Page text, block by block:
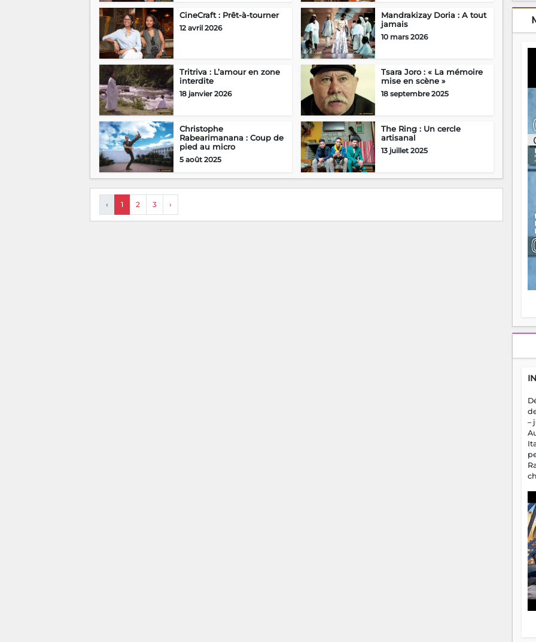
CineCraft : Prêt-à-tourner
12 avril 2026
Mandrakizay Doria : A tout
jamais
10 mars 2026
Tritriva : L’amour en zone
interdite
18 janvier 2026
Tsara Joro : « La mémoire
mise en scène »
18 septembre 2025
Christophe
Rabearimanana : Coup de
pied au micro
5 août 2025
The Ring : Un cercle
artisanal
13 juillet 2025
‹ 1 2 3 ›
–